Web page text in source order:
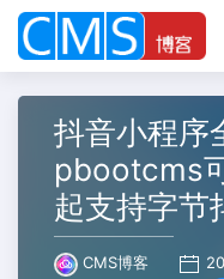
抖音小程序
pbootcms
起支持字节
CMS博客